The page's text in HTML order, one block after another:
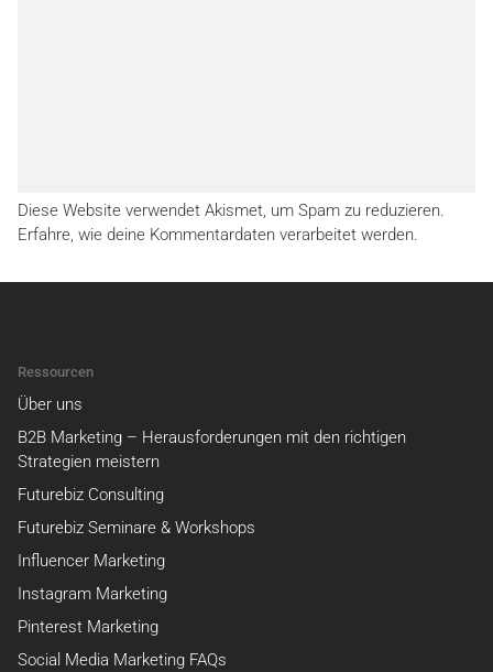
Diese Website verwendet Akismet, um Spam zu reduzieren.
Erfahre, wie deine Kommentardaten verarbeitet werden.
Ressourcen
Über uns
B2B Marketing – Herausforderungen mit den richtigen
Strategien meistern
Futurebiz Consulting
Futurebiz Seminare & Workshops
Influencer Marketing
Instagram Marketing
Pinterest Marketing
Social Media Marketing FAQs